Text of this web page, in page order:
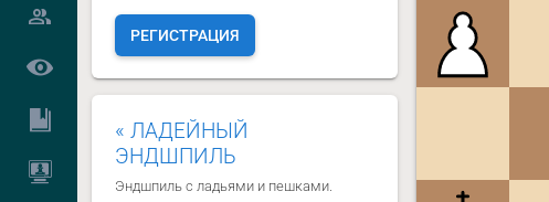
РЕГИСТРАЦИЯ
« ЛАДЕЙНЫЙ
ЭНДШПИЛЬ
Эндшпиль с ладьями и пешками.